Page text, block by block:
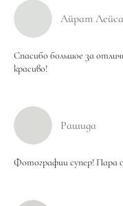
Айрат
Спасибо большое за
красиво!
Рашида
Фотографии супер! Пара